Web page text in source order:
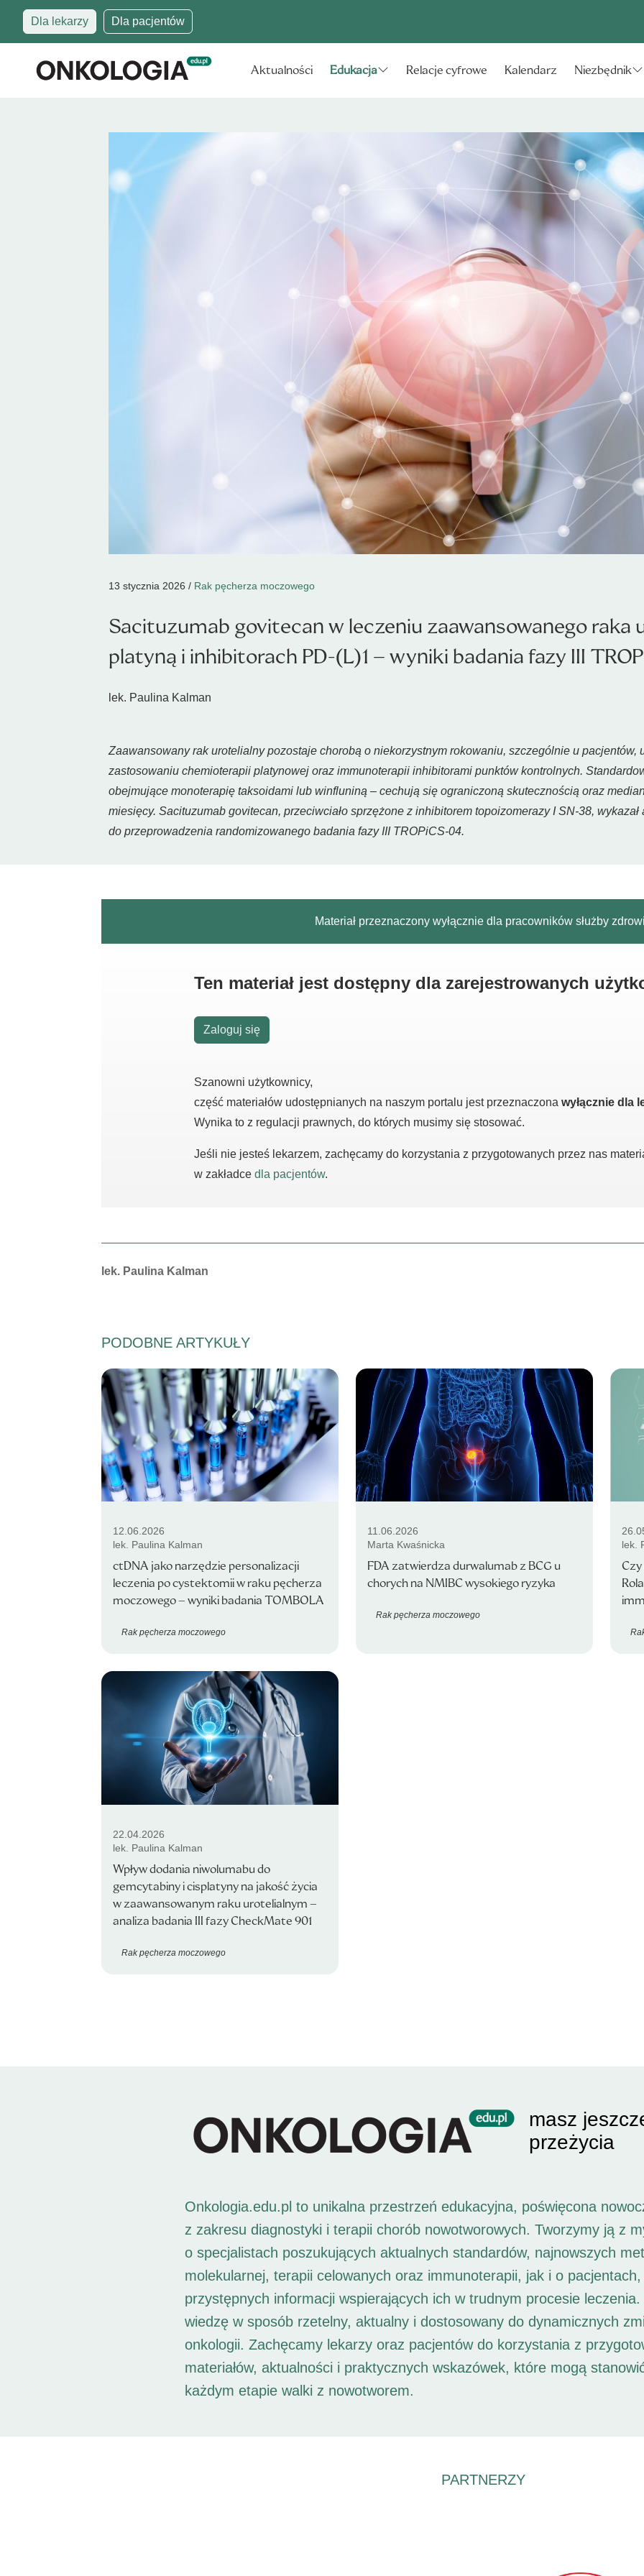
Dla lekarzy Dla pacjentów
Aktualności Edukacja Relacje cyfrowe Kalendarz Niezbędnik
13 stycznia 2026 / Rak pęcherza moczowego
Sacituzumab govitecan w leczeniu zaawansowanego raka
platyną i inhibitorach PD-(L)1 – wyniki badania fazy III
lek. Paulina Kalman
Zaawansowany rak urotelialny pozostaje chorobą o niekorzystnym rokowaniu, szczególnie u pacjentów,
zastosowaniu chemioterapii platynowej oraz immunoterapii inhibitorami punktów kontrolnych.
obejmujące monoterapię taksoidami lub winfluniną – cechują się ograniczoną skutecznością oraz
miesięcy. Sacituzumab govitecan, przeciwciało sprzężone z inhibitorem topoizomerazy I SN-38, wykazał
do przeprowadzenia randomizowanego badania fazy III TROPiCS-04.
Materiał przeznaczony wyłącznie dla pracowników służby
Ten materiał jest dostępny dla zarejestrowanych
Zaloguj się
Szanowni użytkownicy,
część materiałów udostępnianych na naszym portalu jest przeznaczona wyłącznie dla
Wynika to z regulacji prawnych, do których musimy się stosować.
Jeśli nie jesteś lekarzem, zachęcamy do korzystania z przygotowanych przez nas
w zakładce dla pacjentów.
Autorzy:
lek. Paulina Kalman
PODOBNE ARTYKUŁY
12.06.2026
lek. Paulina Kalman
ctDNA jako narzędzie personalizacji
leczenia po cystektomii w raku pęcherza
moczowego – wyniki badania TOMBOLA
Rak pęcherza moczowego
11.06.2026
Marta Kwaśnicka
FDA zatwierdza durwalumab z BCG u
chorych na NMIBC wysokiego ryzyka
Rak pęcherza moczowego
lek.
Czy
22.04.2026
lek. Paulina Kalman
Wpływ dodania niwolumabu do
gemcytabiny i cisplatyny na jakość życia
w zaawansowanym raku urotelialnym –
analiza badania III fazy CheckMate 901
Rak pęcherza moczowego
masz
przeżycia
Onkologia.edu.pl to unikalna przestrzeń edukacyjna, poświęcona
z zakresu diagnostyki i terapii chorób nowotworowych. Tworzymy ją z
o specjalistach poszukujących aktualnych standardów, najnowszych
molekularnej, terapii celowanych oraz immunoterapii, jak i o
przystępnych informacji wspierających ich w trudnym procesie
wiedzę w sposób rzetelny, aktualny i dostosowany do dynamicznych
onkologii. Zachęcamy lekarzy oraz pacjentów do korzystania z
materiałów, aktualności i praktycznych wskazówek, które mogą
każdym etapie walki z nowotworem.
PARTNERZY